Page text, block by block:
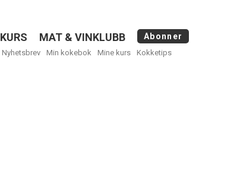
KURS MAT & VINKLUBB Abonner
Nyhetsbrev Min kokebok Mine kurs Kokketips